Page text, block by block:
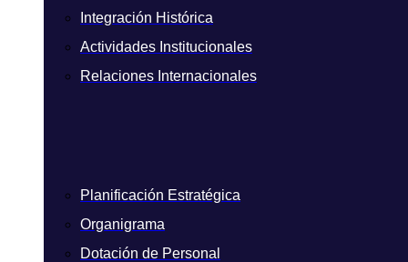
Integración Histórica
Actividades Institucionales
Relaciones Internacionales
Planificación Estratégica
Organigrama
Dotación de Personal